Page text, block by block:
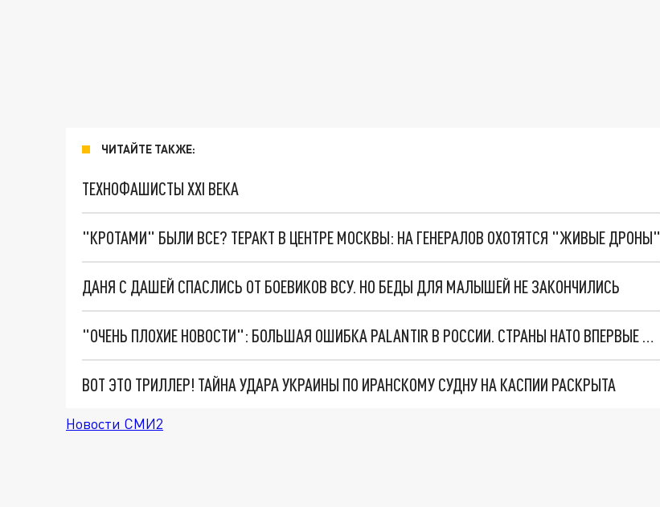
ЧИТАЙТЕ ТАКЖЕ:
ТЕХНОФАШИСТЫ XXI ВЕКА
"КРОТАМИ" БЫЛИ ВСЕ? ТЕРАКТ В ЦЕНТРЕ МОСКВЫ: НА ГЕНЕРАЛОВ ОХОТЯТСЯ "ЖИВЫЕ ДРОНЫ"
ДАНЯ С ДАШЕЙ СПАСЛИСЬ ОТ БОЕВИКОВ ВСУ. НО БЕДЫ ДЛЯ МАЛЫШЕЙ НЕ ЗАКОНЧИЛИСЬ
"ОЧЕНЬ ПЛОХИЕ НОВОСТИ": БОЛЬШАЯ ОШИБКА PALANTIR В РОССИИ. СТРАНЫ НАТО ВПЕРВЫЕ ЗА СВО ОСТАНОВИЛИ ПОСТАВКИ ОРУЖИЯ. ВСУ ТЕРЯЮТ ПРИГРАНИЧЬЕ?
ВОТ ЭТО ТРИЛЛЕР! ТАЙНА УДАРА УКРАИНЫ ПО ИРАНСКОМУ СУДНУ НА КАСПИИ РАСКРЫТА
Новости СМИ2